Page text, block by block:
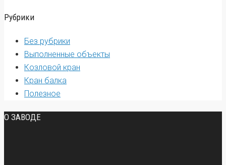
Рубрики
Без рубрики
Выполненные объекты
Козловой кран
Кран балка
Полезное
О ЗАВОДЕ